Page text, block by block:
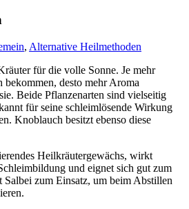
, Alternative Heilmethoden
für die volle Sonne. Je mehr
bekommen, desto mehr Aroma
Beide Pflanzenarten sind vielseitig
für seine schleimlösende Wirkung
Knoblauch besitzt ebenso diese
Heilkräutergewächs, wirkt
und eignet sich gut zum
zum Einsatz, um beim Abstillen